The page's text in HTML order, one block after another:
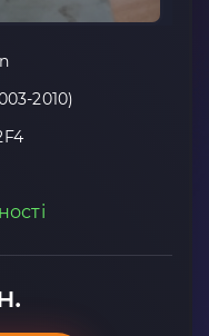
2010)